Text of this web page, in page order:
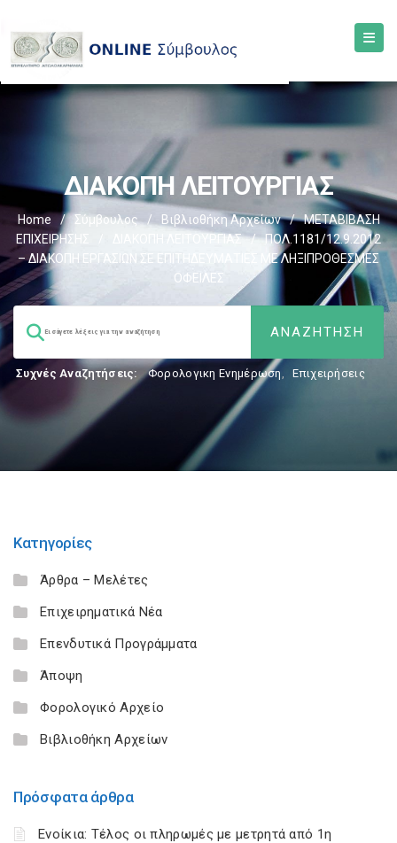
ΔΙΑΚΟΠΗ ΛΕΙΤΟΥΡΓΙΑΣ
Home / Σύμβουλος / Βιβλιοθήκη Αρχείων /
ΜΕΤΑΒΙΒΑΣΗ
ΕΠΙΧΕIΡΗΣΗΣ
ΔΙΑΚΟΠΗ ΛΕΙΤΟΥΡΓΙΑΣ /
ΠΟΛ.1181/12.9.2012
– ΔΙΑΚΟΠΗ ΕΡΓΑΣΙΩΝ ΣΕ ΕΠΙΤΗΔΕΥΜΑΤΙΕΣ ΜΕ ΛΗΞΙΠΡΟΘΕΣΜΕΣ
ΟΦΕΙΛΕΣ
Συχνές Αναζητήσεις: Φορολογικη Ενημέρωση, Επιχειρήσεις
Κατηγορίες
Άρθρα – Μελέτες
Επιχειρηματικά Νέα
Επενδυτικά Προγράμματα
Άποψη
Φορολογικό Αρχείο
Βιβλιοθήκη Αρχείων
Πρόσφατα άρθρα
Ενοίκια: Τέλος οι πληρωμές με μετρητά από 1η